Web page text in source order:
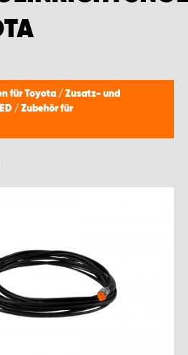
für Toyota / Zusatz- und
/ Zubehör für